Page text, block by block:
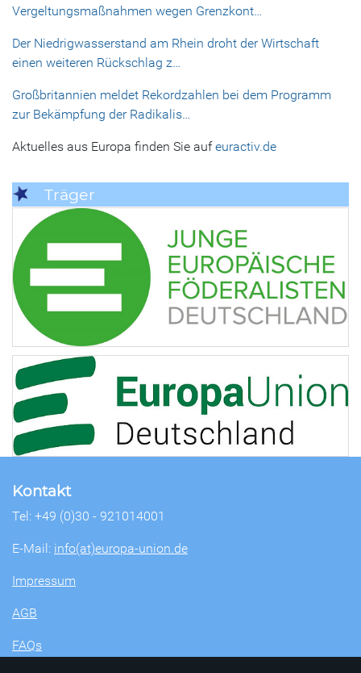
Vergeltungsmaßnahmen wegen Grenzkont…
Der Niedrigwasserstand am Rhein droht der Wirtschaft
einen weiteren Rückschlag z…
Großbritannien meldet Rekordzahlen bei dem Programm
zur Bekämpfung der Radikalis…
Aktuelles aus Europa finden Sie aufeuractiv.de
Träger
Kontakt
Tel: +49 (0)30 - 921014001
E-Mail: info(at)europa-union.de
Impressum
AGB
FAQs